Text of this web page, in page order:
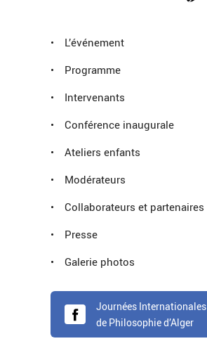
L’événement
Programme
Intervenants
Conférence inaugurale
Ateliers enfants
Modérateurs
Collaborateurs et partenaires
Presse
Galerie photos
Journées Internationales
de Philosophie d’Alger